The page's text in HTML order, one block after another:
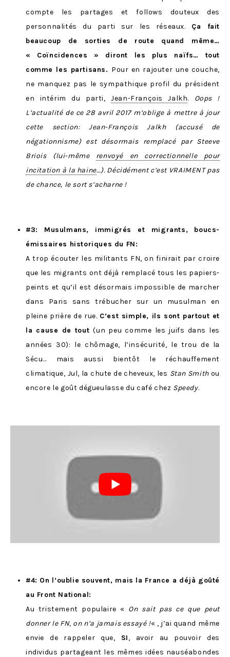
compte les partages et follows douteux des
personnalités du parti sur les réseaux. Ça fait
beaucoup de sorties de route quand même…
« Coïncidences » diront les plus naïfs… tout
comme les partisans. Pour en rajouter une couche,
ne manquez pas le sympathique profil du président
en intérim du parti,Jean-François Jalkh. Oops !
L’actualité de ce 28 avril 2017 m’oblige à mettre à jour
cette section: Jean-François Jalkh (accusé de
négationnisme) est désormais remplacé par Steeve
Briois (lui-même renvoyé en correctionnelle pour
incitation à la haine…). Décidément c’est VRAIMENT pas
de chance, le sort s’acharne !
#3: Musulmans, immigrés et migrants, boucs-
émissaires historiques du FN:
A trop écouter les militants FN, on finirait par croire
que les migrants ont déjà remplacé tous les papiers-
peints et qu’il est désormais impossible de marcher
dans Paris sans trébucher sur un musulman en
pleine prière de rue. C’est simple, ils sont partout et
la cause de tout(un peu comme les juifs dans les
années 30): le chômage, l’insécurité, le trou de la
Sécu… mais aussi bientôt le réchauffement
climatique, Jul, la chute de cheveux, les Stan Smithou
encore le goût dégueulasse du café chez Speedy.
#4: On l’oublie souvent, mais la France a déjà goûté
au Front National:
Au tristement populaire « On sait pas ce que peut
donner le FN, on n’a jamais essayé !« , j’ai quand même
envie de rappeler que, SI, avoir au pouvoir des
individus partageant les mêmes idées nauséabondes